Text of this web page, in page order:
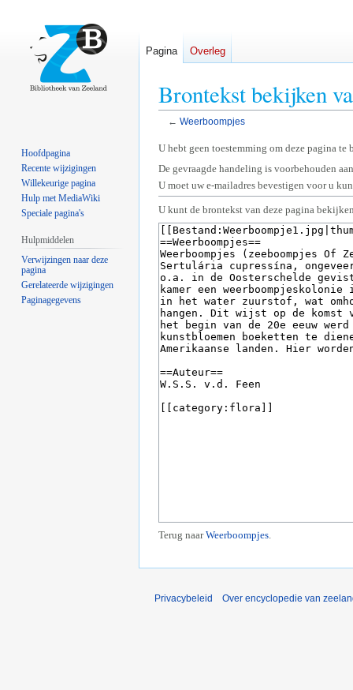
Brontekst bekijken
← Weerboompjes
Naar
navigatie
springen
Naar
zoeken
springen
U hebt geen toestemming om deze pagina te
De gevraagde handeling is voorbehouden
U moet uw e-mailadres bevestigen voor u
U kunt de brontekst van deze pagina
Terug naarWeerboompjes.
Pagina Overleg
Hoofdpagina
Recente wijzigingen
Willekeurige pagina
Hulp met MediaWiki
Speciale pagina's
Hulpmiddelen
Verwijzingen naar deze
pagina
Gerelateerde wijzigingen
Paginagegevens
Privacybeleid Over encyclopedie van